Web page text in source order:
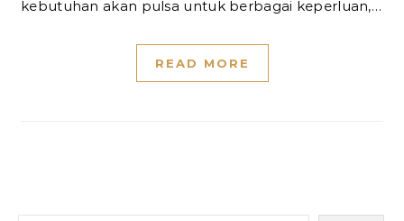
kebutuhan akan pulsa untuk berbagai keperluan,…
READ MORE